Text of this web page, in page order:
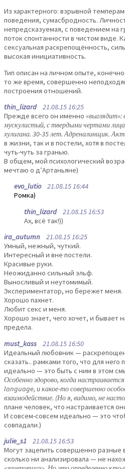
Из характерного: взрывной
поведения, сумасбродность.
непредсказуемая, с поведением
поток спонтанности в чистом виде.
сексуальная раскрепощённость,
высокая инициативность.
Тип описан на личном опыте,
то же время, совершенно
построения отношений.
thin_lizard21.08.15 16:25
Прежде всего он именно
мускулистый, с твердыми чертами
хулигана. 30-35 лет. Адреналинщик.
в жизни, так и в постели, хотя в
чуть-чуть за гранью.
В общем, мой психологический
мечтаю о д’Артаньяне)
evo_lutio21.08.15 16:44
Ромка)
thin_lizard21.08.15 16:53
Ах, всё так!))
ira_autumn 21.08.15 16:25
Умный, нежный, чуткий.
Интересный и вне постели.
Красивые руки.
Неожиданно сильный эльф.
Выносливый и неутомимый.
Экспериментатор, но бережет меня.
Хорошо пахнет.
Любит секс и меня.
Хорошо знает, чего хочет, и бывает
предела.
must_kass 21.08.15 16:50
Идеальный любовник —
сказать.. рамками того, что для
идеально — это быть с ним в этом
Особенно здорово, когда
language, и какое-то совершенно
взаимодействие. (Но я, видимо, не
плане человек, что настраивается
И совсем-совсем идеально — это
совпадали.)
julie_s1 21.08.15 16:53
Могут зацепить совершенно разные
сколько ни анализировала — не